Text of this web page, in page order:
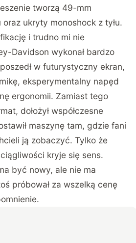
tworzą 49-mm
ukryty monoshock z tyłu.
i trudno mi nie
Davidson wykonał bardzo
w futurystyczny ekran,
eksperymentalny napęd
ergonomii. Zamiast tego
dołożył współczesne
maszynę tam, gdzie fani
ją zobaczyć. Tylko że
kryje się sens.
być nowy, ale nie ma
próbował za wszelką cenę